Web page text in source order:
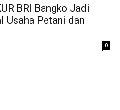
BRI Bangko Jadi
Usaha Petani dan
0